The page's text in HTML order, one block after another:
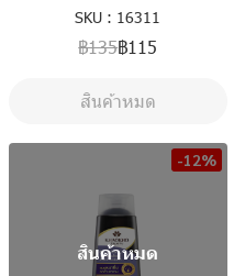
SKU : 16311
฿135฿115
สินค้าหมด
-12%
สินค้าหมด